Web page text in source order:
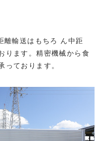
離輸送はもちろ ん中距
ります。精密機械から食
っております。